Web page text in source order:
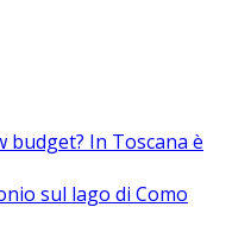
budget? In Toscana è
sul lago di Como